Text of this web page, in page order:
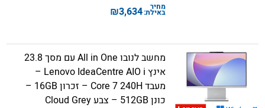
מחיר
באילת:3,634
₪
מחשב לנובו All in One עם מסך 23.8
אינץ Lenovo IdeaCentre AIO i –
מעבד Core 7 240H – זכרון 16GB –
כונן 512GB – צבע Cloud Grey